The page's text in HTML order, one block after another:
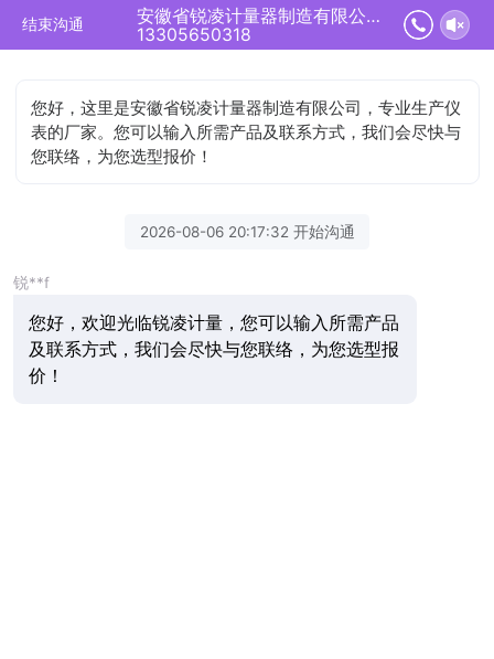
结束沟通
安徽省锐凌计量器制造有限公司正在为您服务
13305650318
您好，这里是安徽省锐凌计量器制造有限公司，专业生产仪
表的厂家。您可以输入所需产品及联系方式，我们会尽快与
您联络，为您选型报价！
2026-08-06 20:17:32 开始沟通
锐**f
您好，欢迎光临锐凌计量，您可以输入所需产品
及联系方式，我们会尽快与您联络，为您选型报
价！